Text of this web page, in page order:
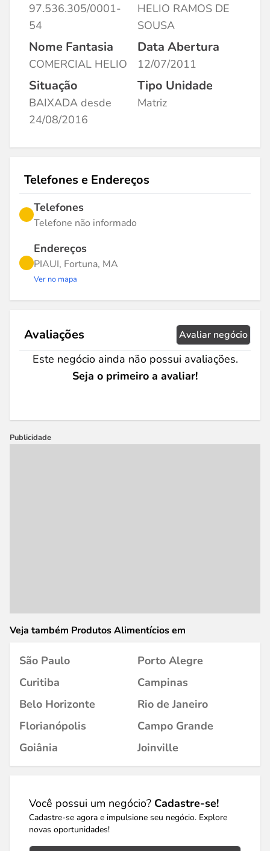
97.536.305/0001-
54
HELIO RAMOS DE
SOUSA
Nome Fantasia
COMERCIAL HELIO
Data Abertura
12/07/2011
Situação
BAIXADA desde
24/08/2016
Tipo Unidade
Matriz
Telefones e Endereços
Telefones
Telefone não informado
Endereços
PIAUI, Fortuna, MA
Ver no mapa
Avaliações Avaliar negócio
Este negócio ainda não possui avaliações.
Seja o primeiro a avaliar!
Publicidade
Veja também Produtos Alimentícios em
São Paulo
Porto Alegre
Curitiba
Campinas
Belo Horizonte
Rio de Janeiro
Florianópolis
Campo Grande
Goiânia
Joinville
Você possui um negócio? Cadastre-se!
Cadastre-se agora e impulsione seu negócio. Explore
novas oportunidades!